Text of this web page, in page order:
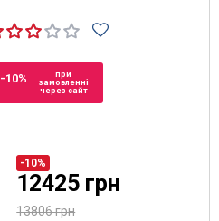
-10%
при
замовленні
через сайт
-10%
12425 грн
13806 грн